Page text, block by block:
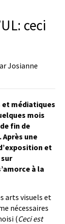
ceci
Josianne
et médiatiques
mois
fin de
une
et
à la
arts visuels et
nécessaires
(Ceci est